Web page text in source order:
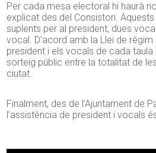
Per cada mesa electoral hi haurà
explicat des del Consistori.
suplents per al president, dues
vocal. D’acord amb la Llei de règim
president i els vocals de cada
sorteig públic entre la totalitat de
ciutat.
Finalment, des de l’Ajuntament de
l’assistència de president i vocals